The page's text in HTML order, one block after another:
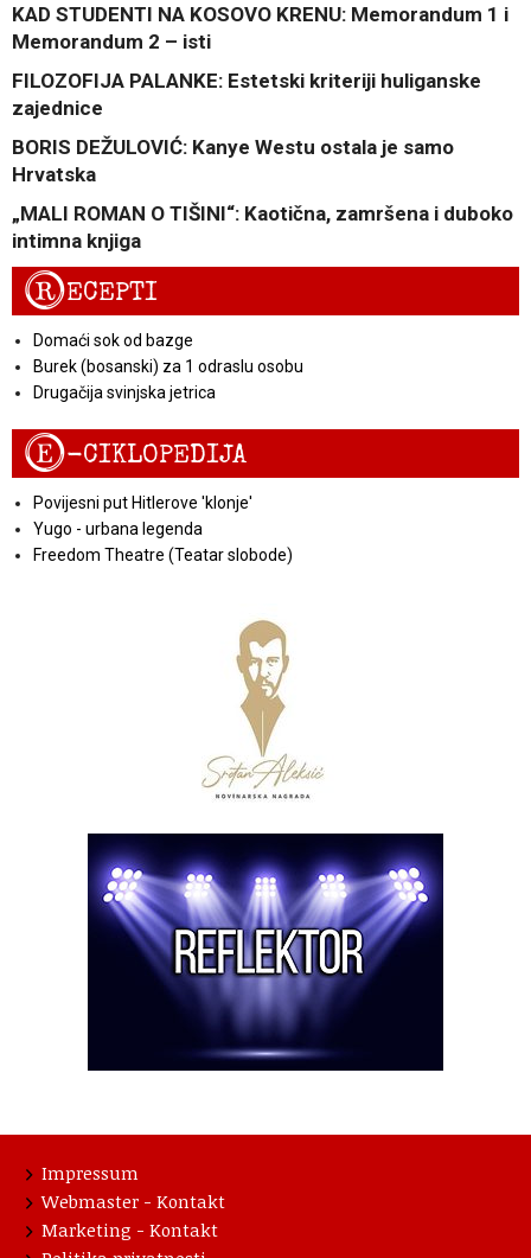
KAD STUDENTI NA KOSOVO KRENU: Memorandum 1 i
Memorandum 2 – isti
FILOZOFIJA PALANKE: Estetski kriteriji huliganske
zajednice
BORIS DEŽULOVIĆ: Kanye Westu ostala je samo
Hrvatska
„MALI ROMAN O TIŠINI“: Kaotična, zamršena i duboko
intimna knjiga
RECEPTI
Domaći sok od bazge
Burek (bosanski) za 1 odraslu osobu
Drugačija svinjska jetrica
E-CIKLOPEDIJA
Povijesni put Hitlerove 'klonje'
Yugo - urbana legenda
Freedom Theatre (Teatar slobode)
Impressum
Webmaster - Kontakt
Marketing - Kontakt